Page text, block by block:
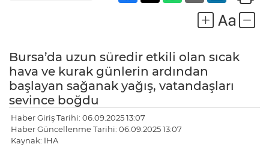
Bursa’da uzun süredir etkili olan sıcak
hava ve kurak günlerin ardından
başlayan sağanak yağış, vatandaşları
sevince boğdu
Haber Giriş Tarihi: 06.09.2025 13:07
Haber Güncellenme Tarihi: 06.09.2025 13:07
Kaynak: İHA